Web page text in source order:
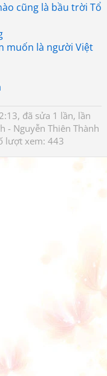
cũng là bầu trời Tổ
muốn là người Việt
đã sửa 1 lần, lần
- Nguyễn Thiên Thành
lượt xem: 443